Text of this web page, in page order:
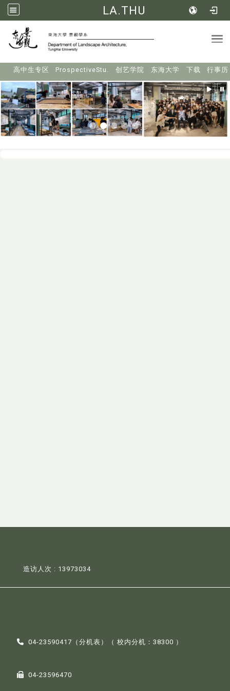
LA.THU
高中生专区 ProspectiveStu. 创艺学院 东海大学 下载 行事历
造访人次 : 13973034
04-23590417（分机表 ）（ 校内分机：38300 ）
04-23596470